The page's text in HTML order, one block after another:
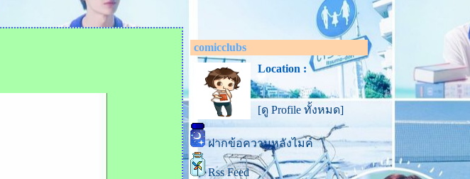
comicclubs
Location :
[ดู Profile ทั้งหมด]
ฝากข้อความหลังไมค์
Rss Feed